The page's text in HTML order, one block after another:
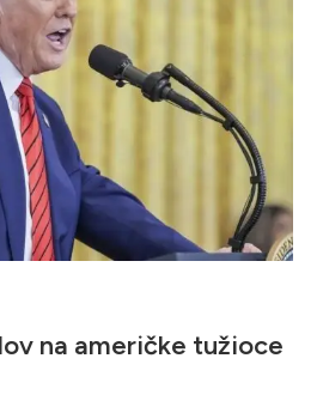
na američke tužioce